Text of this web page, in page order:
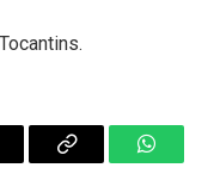
Copy